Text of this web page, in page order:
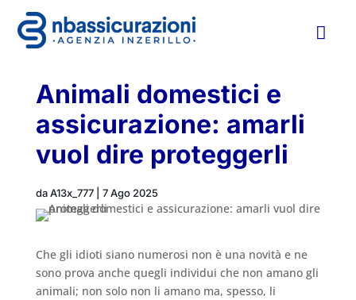

Animali domestici e
assicurazione: amarli
vuol dire proteggerli
daA13x_777| 7 Ago 2025
Che gli idioti siano numerosi non è una novità e ne
sono prova anche quegli individui che non amano gli
animali; non solo non li amano ma, spesso, li